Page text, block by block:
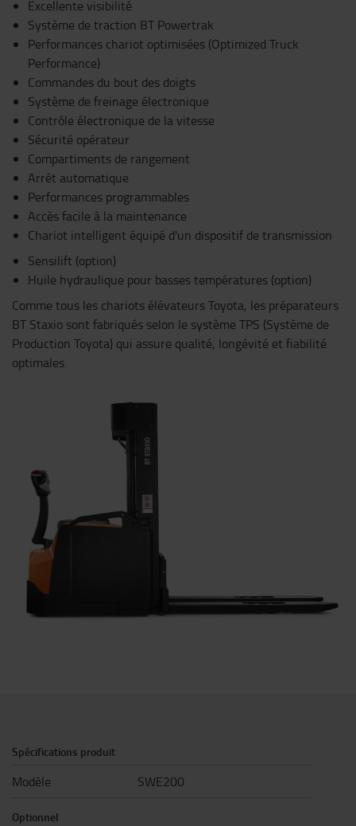
Excellente visibilité
Système de traction BT Powertrak
Performances chariot optimisées (Optimized Truck
Performance)
Commandes du bout des doigts
Système de freinage électronique
Contrôle électronique de la vitesse
Sécurité opérateur
Compartiments de rangement
Arrêt automatique
Performances programmables
Accès facile à la maintenance
Chariot intelligent équipé d'un dispositif de transmission
Sensilift (option)
Huile hydraulique pour basses températures (option)
Comme tous les chariots élévateurs Toyota, les préparateurs
BT Staxio sont fabriqués selon le système TPS (Système de
Production Toyota) qui assure qualité, longévité et fiabilité
optimales.
Spécifications produit
Modèle SWE200
Optionnel